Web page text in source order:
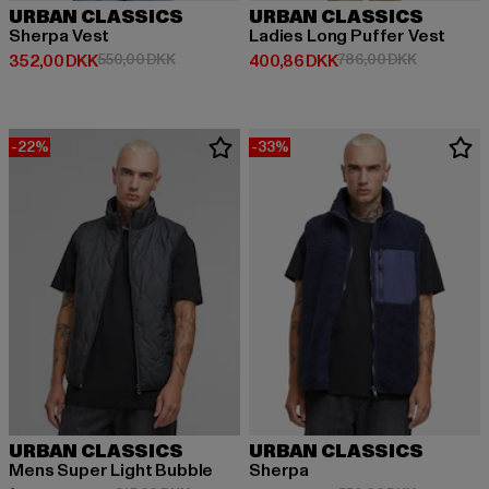
URBAN CLASSICS
Sherpa Vest
352,00 DKK
Nuværende pris: 352,00 DKK
550,00 DKKKampagnepris: 550,00 DKK
URBAN CLASSICS
Ladies Long Puffer Vest
400,86 DKK
Nuværende pris: 400,86 DKK
786,00 DKK
-22%
URBAN CLASSICS
Mens Super Light Bubble
-33%
URBAN CLASSICS
Sherpa